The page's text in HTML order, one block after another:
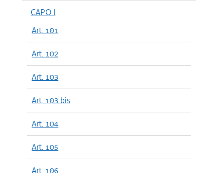
CAPO I
Art. 101
Art. 102
Art. 103
Art. 103 bis
Art. 104
Art. 105
Art. 106